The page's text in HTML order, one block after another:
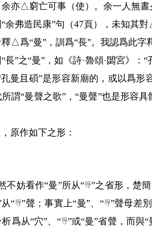
亦△窮亡可事（使）。余一人無晝
余弗造民康”句（47頁），未知其
△爲“曼”，訓爲“長”。我認爲此字
長”之“曼”，如《詩·魯頌·閟宮》：
曼且碩”是形容新廟的，或以爲
謂“曼聲之歌”，“曼聲”也是形容
原作如下之形：
不妨看作“曼”所从“ ”之省形，楚
“
”聲；事實上“曼”、“
”聲母差
爲从“穴”、“
”或“曼”省聲，而與